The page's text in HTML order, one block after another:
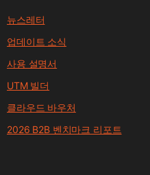
뉴스레터
업데이트 소식
사용 설명서
UTM 빌더
클라우드 바우처
2026 B2B 벤치마크 리포트